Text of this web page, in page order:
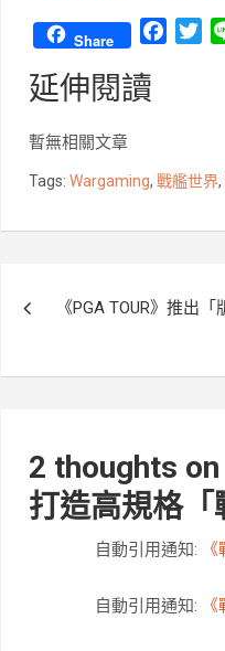
Share
o
r
延伸閱讀
暫無相關文章
Tags: Wargaming, 戰艦世界,
導
《PGA TOUR》推出「
2 thoughts on
打造高規格「
自動引用通知:
自動引用通知: